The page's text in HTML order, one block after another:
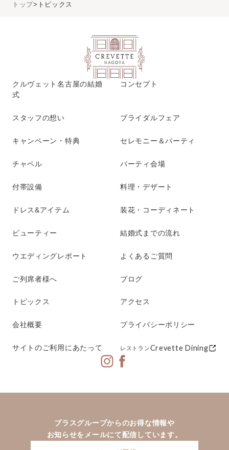
トップ トピックス
クルヴェット名古屋の結婚
式
コンセプト
スタッフの想い ブライダルフェア
キャンペーン・特典 セレモニー＆パーティ
チャペル パーティ会場
付帯設備 料理・デザート
ドレス&アイテム 装花・コーディネート
ビューティー 結婚式までの流れ
ウエディングレポート よくあるご質問
ご列席者様へ ブログ
トピックス アクセス
会社概要 プライバシーポリシー
サイトのご利用にあたって レストランCrevette Dining
ブラスグループからのお得な情報や
お知らせをメールにて配信しています。